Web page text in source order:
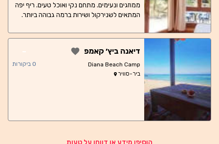
ממוזגים ונעימים. מתחם נקי ואוכל טעים. ריף יפה
המתאים לשנירקול ושירות ברמה גבוהה ביותר.
דיאנה ביץ׳ קאמפ
Diana Beach Camp
ביר-סוויר
-
0 ביקורות
הוסיפו מידע או דווחו על טעות